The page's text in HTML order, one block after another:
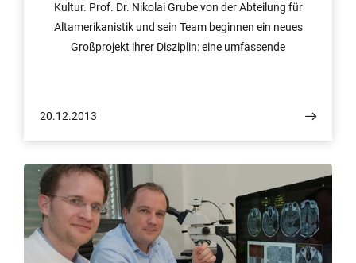
Kultur. Prof. Dr. Nikolai Grube von der Abteilung für
Altamerikanistik und sein Team beginnen ein neues
Großprojekt ihrer Disziplin: eine umfassende
20.12.2013